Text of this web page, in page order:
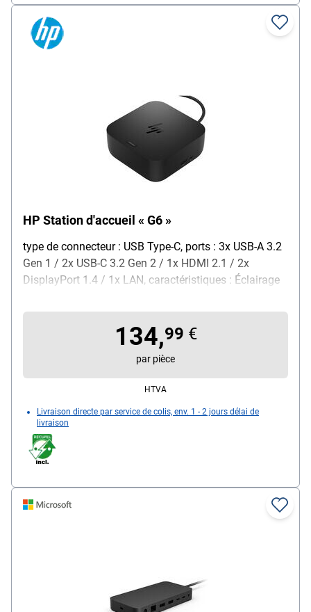
HP Station d'accueil « G6 »
type de connecteur : USB Type-C, ports : 3x USB-A 3.2
Gen 1 / 2x USB-C 3.2 Gen 2 / 1x HDMI 2.1 / 2x
DisplayPort 1.4 / 1x LAN, caractéristiques : Éclairage
dimensions, cm (L/P/H) : 12,1/21/5,1, poids : 680 g,
contenu de la livraison : 1x station d’accueil
134,99 €
par pièce
HTVA
Livraison directe par service de colis, env. 1 - 2 jours délai de
livraison